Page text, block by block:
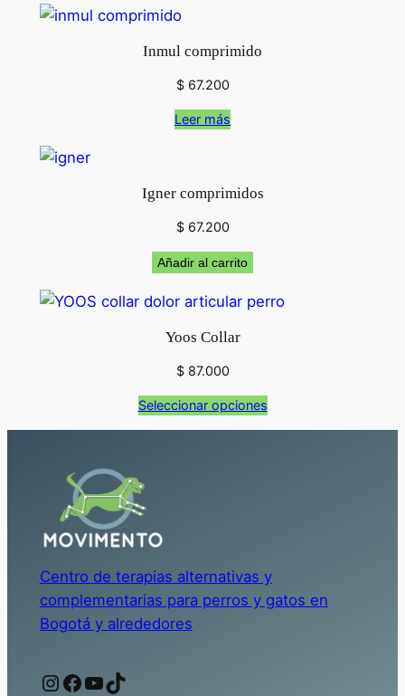
t
Inmul comprimido
$67.200
Leer más
Igner comprimidos
$67.200
Añadir al carrito
Yoos Collar
$87.000
Seleccionar opciones
Centro de terapias alternativas y
complementarias para perros y gatos en
Bogotá y alrededores
Instagram Facebook YouTube TikTok